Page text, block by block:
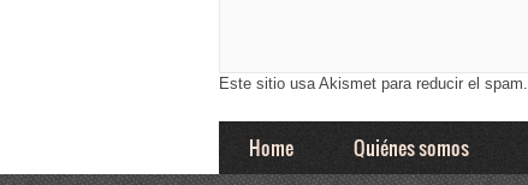
Este sitio usa Akismet para reducir el spam.
Home Quiénes somos